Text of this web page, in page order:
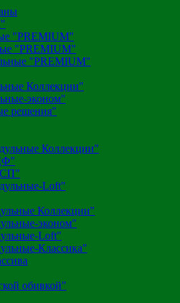
"PREMIUM"
"PREMIUM"
"PREMIUM"
Коллекции"
эконом"
решения"
Коллекции"
Loft"
Коллекции"
эконом"
Loft"
Классика"
обивкой"